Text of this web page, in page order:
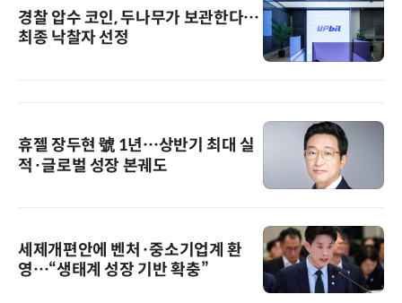
경찰 압수 코인, 두나무가 보관한다…
최종 낙찰자 선정
휴젤 장두현 號 1년…상반기 최대 실
적·글로벌 성장 본궤도
세제개편안에 벤처·중소기업계 환
영…“생태계 성장 기반 확충”